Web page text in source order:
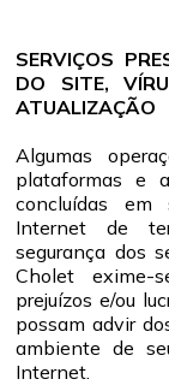
SERVIÇOS
DO SITE,
ATUALIZAÇÃO
Algumas
plataformas e
concluídas em
Internet de
segurança dos
Cholet exime-
prejuízos e/ou
possam advir
ambiente de
Internet.